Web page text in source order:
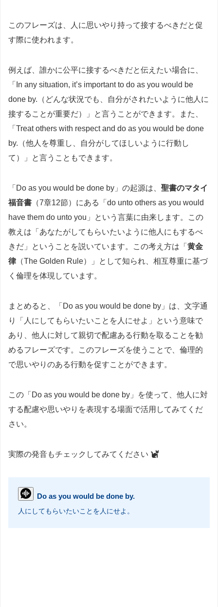
このフレーズは、人に思いやり持って接するべきだと促
す際に使われます。
例えば、誰かに公平に接するべきだと伝えたい場合に、
「In any situation, it’s important to do as you would be
done by.（どんな状況でも、自分がされたいように他人に
接することが重要だ）」と言うことができます。また、
「Treat others with respect and do as you would be done
by.（他人を尊重し、自分がしてほしいように行動し
て）」と言うこともできます。
「Do as you would be done by」の起源は、 聖書のマタイ
福音書 （7章12節）にある「do unto others as you would
have them do unto you」という言葉に由来します。この
教えは「あなたがしてもらいたいように他人にもするべ
きだ」ということを説いています。この考え方は「 黄金
律（The Golden Rule）」として知られ、相互尊重に基づ
く倫理を体現しています。
まとめると、「Do as you would be done by」は、文字通
り「人にしてもらいたいことを人にせよ」という意味で
あり、他人に対して親切で配慮ある行動を取ることを勧
めるフレーズです。このフレーズを使うことで、倫理的
で思いやりのある行動を促すことができます。
この「Do as you would be done by」を使って、他人に対
する配慮や思いやりを表現する場面で活用してみてくだ
さい。
実際の発音もチェックしてみてください
Do as you would be done by.
人にしてもらいたいことを人にせよ。